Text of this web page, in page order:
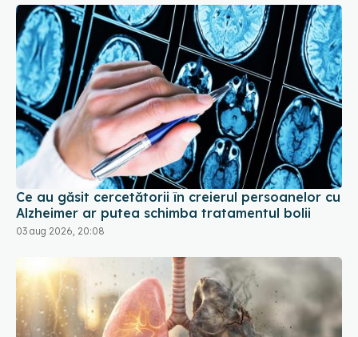
Ce au găsit cercetătorii în creierul persoanelor cu
Alzheimer ar putea schimba tratamentul bolii
03 aug 2026, 20:08